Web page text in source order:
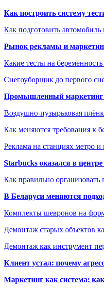
Как построить систему
Как подготовить
Рынок рекламы и
Какие тесты на
Снегоуборщик до первого
Промышленный маркетинг
Воздушно-пузырьковая
Как меняются требования к
Реклама на станциях метро
Starbucks оказался в
Как правильно организовать
В Беларуси меняются
Комплекты шевронов на
Демонтаж старых объектов
Демонтаж как инструмент
Клиент устал: почему
Маркетинг как система: